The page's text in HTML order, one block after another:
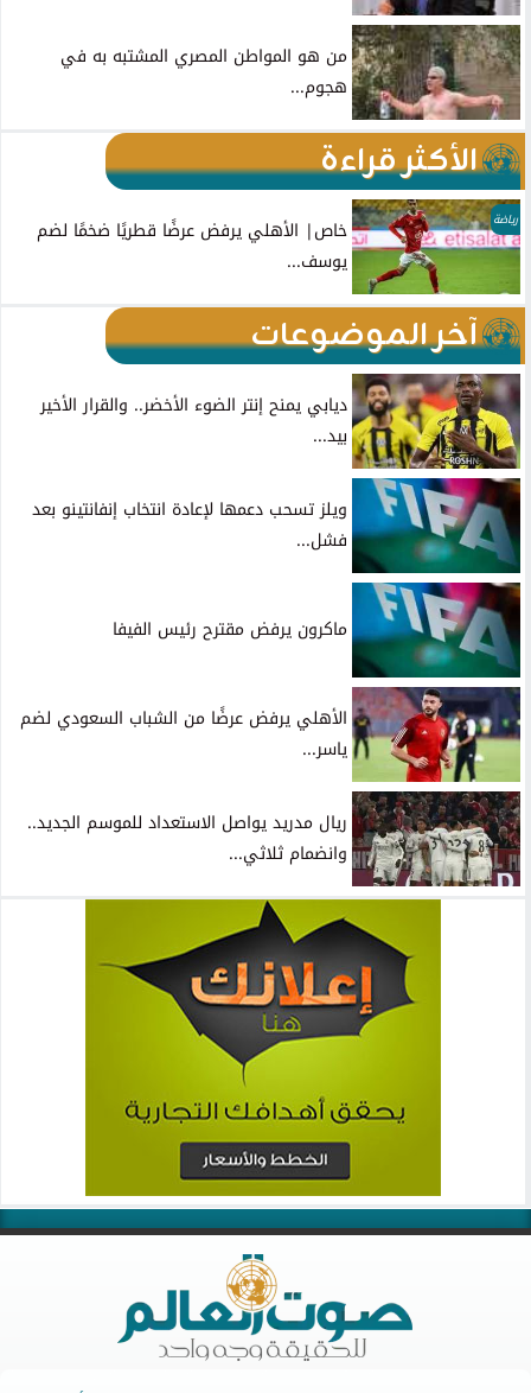
من هو المواطن المصري المشتبه به في
هجوم...
الأكثر قراءة
رياضة
خاص| الأهلي يرفض عرضًا قطريًا ضخمًا لضم
يوسف...
آخر الموضوعات
ديابي يمنح إنتر الضوء الأخضر.. والقرار الأخير
بيد...
ويلز تسحب دعمها لإعادة انتخاب إنفانتينو بعد
فشل...
ماكرون يرفض مقترح رئيس الفيفا
الأهلي يرفض عرضًا من الشباب السعودي لضم
ياسر...
ريال مدريد يواصل الاستعداد للموسم الجديد..
وانضمام ثلاثي...